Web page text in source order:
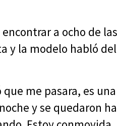
a ocho de
y la modelo habló
me pasara, es
y se quedaron